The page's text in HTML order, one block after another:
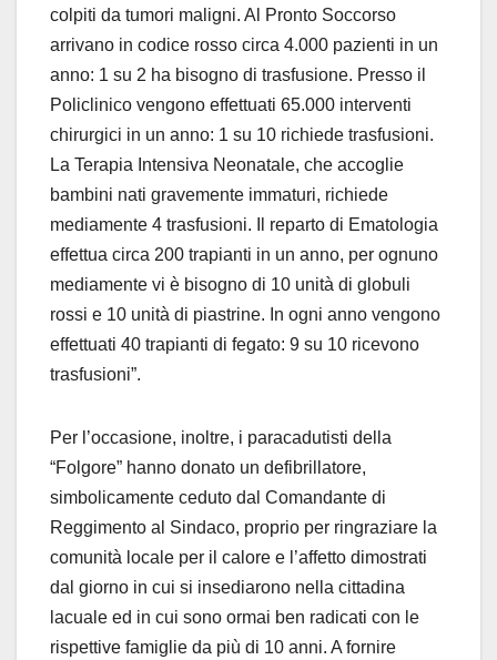
colpiti da tumori maligni. Al Pronto Soccorso
arrivano in codice rosso circa 4.000 pazienti in un
anno: 1 su 2 ha bisogno di trasfusione. Presso il
Policlinico vengono effettuati 65.000 interventi
chirurgici in un anno: 1 su 10 richiede trasfusioni.
La Terapia Intensiva Neonatale, che accoglie
bambini nati gravemente immaturi, richiede
mediamente 4 trasfusioni. Il reparto di Ematologia
effettua circa 200 trapianti in un anno, per ognuno
mediamente vi è bisogno di 10 unità di globuli
rossi e 10 unità di piastrine. In ogni anno vengono
effettuati 40 trapianti di fegato: 9 su 10 ricevono
trasfusioni”.
Per l’occasione, inoltre, i paracadutisti della
“Folgore” hanno donato un defibrillatore,
simbolicamente ceduto dal Comandante di
Reggimento al Sindaco, proprio per ringraziare la
comunità locale per il calore e l’affetto dimostrati
dal giorno in cui si insediarono nella cittadina
lacuale ed in cui sono ormai ben radicati con le
rispettive famiglie da più di 10 anni. A fornire